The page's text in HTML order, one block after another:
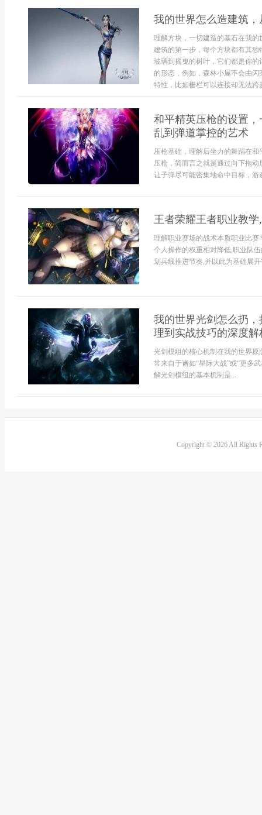
我的世界怎么造建筑
理解方块，一切建造的基石在我
建筑的第一步，每个方块都有其
玻璃到摇曳的树叶，它们都是你
的形态，例如，森林小屋不会由
特性，比如栅栏可以连接却无法跨
和平精英压枪的设置
乱到弹道掌控的艺术
压枪基础，理解后坐力的舞蹈在
压枪，简而言之就是通过向下拖
让子弹尽可能密集地命中目标，
王者荣耀王者职业教
理解职业赛场的战术本质职业比
个人操作的权重相对降低,职业队
划兵线推进节奏,并以此为基础展
我的世界光剑怎么扔
理到实战技巧的深度解
光剑模组的核心机制在我的世界
常来自于诸如“星际大战”或“更多
解光剑模组的基本机制是...
Copyright © 2026 All Rights